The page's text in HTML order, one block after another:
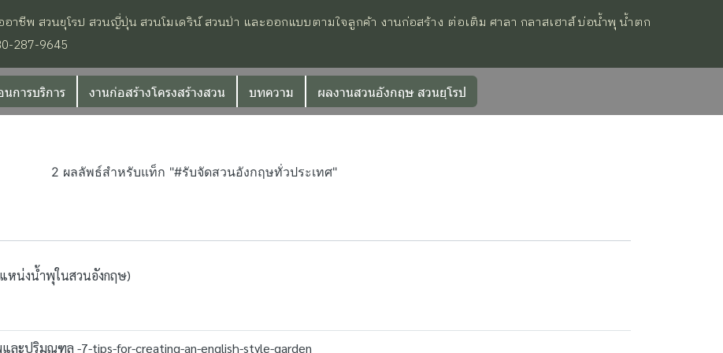
ชีพ สวนยุโรป สวนญี่ปุ่น สวนโมเดริน์ สวนป่า และออกแบบตามใจลูกค้า งานก่อสร้าง ต่อเติม ศาลา กลาสเฮาส์ บ่อน้ำพุ น้ำตก
287-9645
การบริการ งานก่อสร้างโครงสร้างสวน บทความ ผลงานสวนอังกฤษ สวนยุโรป
2 ผลลัพธ์สำหรับแท็ก "#รับจัดสวนอังกฤษทั่วประเทศ"
หน่งน้ำพุในสวนอังกฤษ)
ละปริมณฑล -7-tips-for-creating-an-english-style-garden